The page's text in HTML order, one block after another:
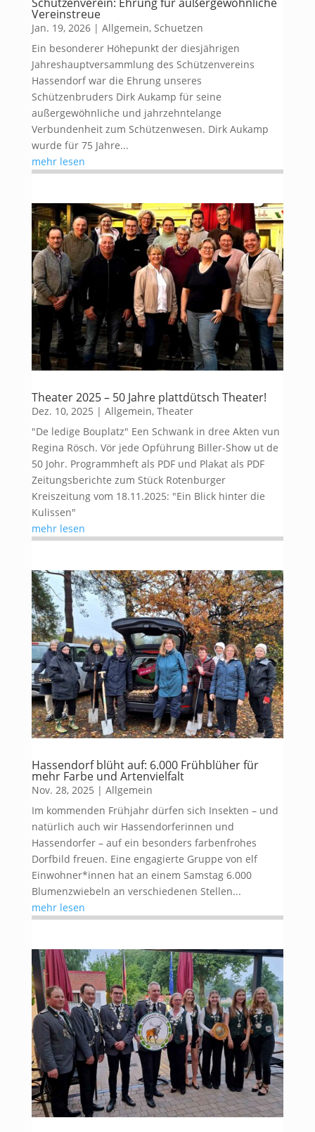
Vereinstreue
Jan. 19, 2026| Allgemein, Schuetzen
Ein besonderer Höhepunkt der diesjährigen
Jahreshauptversammlung des Schützenvereins
Hassendorf war die Ehrung unseres
Schützenbruders Dirk Aukamp für seine
außergewöhnliche und jahrzehntelange
Verbundenheit zum Schützenwesen. Dirk Aukamp
wurde für 75 Jahre...
mehr lesen
Theater 2025 – 50 Jahre plattdütsch Theater!
Dez. 10, 2025 | Allgemein, Theater
"De ledige Bouplatz" Een Schwank in dree Akten vun
Regina Rösch. Vör jede Opführung Biller-Show ut de
50 Johr. Programmheft als PDF und Plakat als PDF
Zeitungsberichte zum Stück Rotenburger
Kreiszeitung vom 18.11.2025: "Ein Blick hinter die
Kulissen"
mehr lesen
Hassendorf blüht auf: 6.000 Frühblüher für
mehr Farbe und Artenvielfalt
Nov. 28, 2025 | Allgemein
Im kommenden Frühjahr dürfen sich Insekten – und
natürlich auch wir Hassendorferinnen und
Hassendorfer – auf ein besonders farbenfrohes
Dorfbild freuen. Eine engagierte Gruppe von elf
Einwohner*innen hat an einem Samstag 6.000
Blumenzwiebeln an verschiedenen Stellen...
mehr lesen